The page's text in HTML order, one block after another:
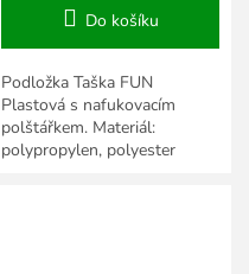
Do košíku
Podložka Taška FUN
Plastová s nafukovacím
polštářkem. Materiál:
polypropylen, polyester